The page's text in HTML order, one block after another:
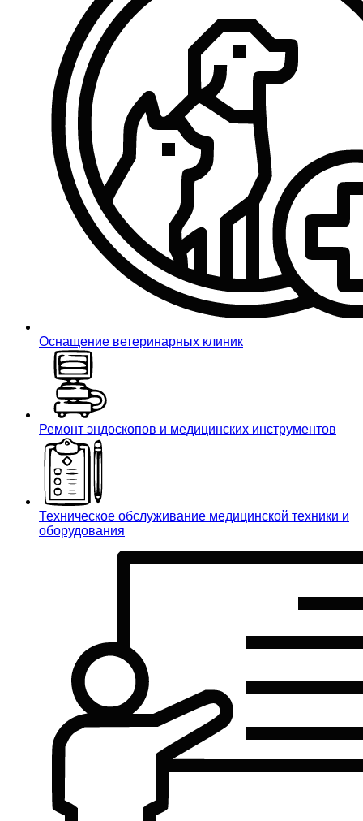
Оснащение ветеринарных клиник
Ремонт эндоскопов и медицинских инструментов
Техническое обслуживание медицинской техники и
оборудования